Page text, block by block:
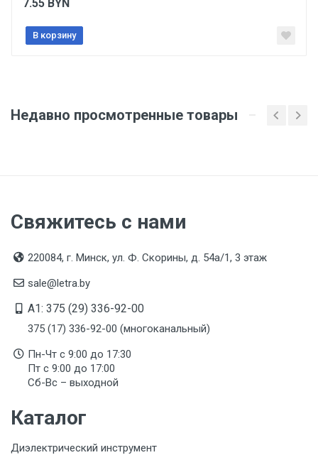
Товар соответствует требованиям технических
регламентов ТР ТС (ЕАЭС). Сведения о номере
сертификата/декларации соответствия содержатся
7.55 BYN
В корзину
Недавно просмотренные товары
Свяжитесь с нами
220084, г. Минск, ул. Ф. Скорины, д. 54а/1, 3 этаж
sale@letra.by
A1: 375 (29) 336-92-00
375 (17) 336-92-00 (многоканальный)
Пн-Чт с 9:00 до 17:30
Пт с 9:00 до 17:00
Сб-Вс – выходной
Каталог
Диэлектрический инструмент